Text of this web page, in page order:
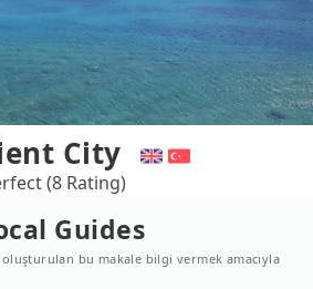
City
(8 Rating)
Guides
bu makale bilgi vermek amacıyla